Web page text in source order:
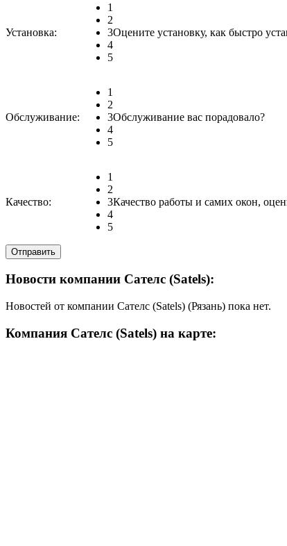
Установка:
1
2
3
4
5
Оцените установку, как быстро
Обслуживание:
1
2
3
4
5
Обслуживание вас порадовало?
Качество:
1
2
3
4
5
Качество работы и самих окон,
Новости компании Сателс (Satels):
Новостей от компании Сателс (Satels) (Рязань) пока нет.
Компания Сателс (Satels) на карте: